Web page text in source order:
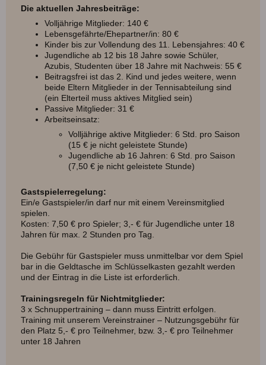
Die aktuellen Jahresbeiträge:
Volljährige Mitglieder: 140 €
Lebensgefährte/Ehepartner/in: 80 €
Kinder bis zur Vollendung des 11. Lebensjahres: 40 €
Jugendliche ab 12 bis 18 Jahre sowie Schüler,
Azubis, Studenten über 18 Jahre mit Nachweis: 55 €
Beitragsfrei ist das 2. Kind und jedes weitere, wenn
beide Eltern Mitglieder in der Tennisabteilung sind
(ein Elterteil muss aktives Mitglied sein)
Passive Mitglieder: 31 €
Arbeitseinsatz:
Volljährige aktive Mitglieder: 6 Std. pro Saison
(15 € je nicht geleistete Stunde)
Jugendliche ab 16 Jahren: 6 Std. pro Saison
(7,50 € je nicht geleistete Stunde)
Gastspielerregelung:
Ein/e Gastspieler/in darf nur mit einem Vereinsmitglied
spielen.
Kosten: 7,50 € pro Spieler; 3,- € für Jugendliche unter 18
Jahren für max. 2 Stunden pro Tag.
Die Gebühr für Gastspieler muss unmittelbar vor dem Spiel
bar in die Geldtasche im Schlüsselkasten gezahlt werden
und der Eintrag in die Liste ist erforderlich.
Trainingsregeln für Nichtmitglieder:
3 x Schnuppertraining – dann muss Eintritt erfolgen.
Training mit unserem Vereinstrainer – Nutzungsgebühr für
den Platz 5,- € pro Teilnehmer, bzw. 3,- € pro Teilnehmer
unter 18 Jahren